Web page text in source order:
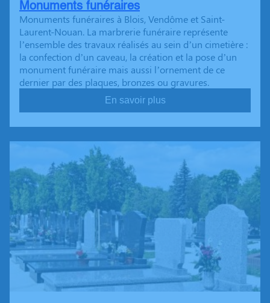
Monuments funéraires
Monuments funéraires à Blois, Vendôme et Saint-
Laurent-Nouan. La marbrerie funéraire représente
l’ensemble des travaux réalisés au sein d’un cimetière :
la confection d’un caveau, la création et la pose d’un
monument funéraire mais aussi l’ornement de ce
dernier par des plaques, bronzes ou gravures.
En savoir plus